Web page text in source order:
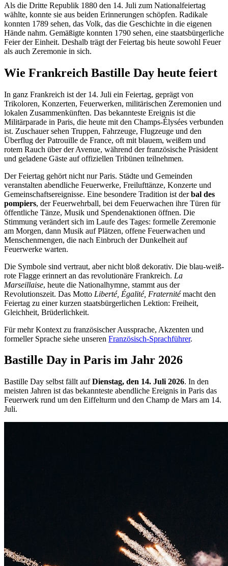
Als die Dritte Republik 1880 den 14. Juli zum Nationalfeiertag
wählte, konnte sie aus beiden Erinnerungen schöpfen. Radikale
konnten 1789 sehen, das Volk, das die Geschichte in die eigenen
Hände nahm. Gemäßigte konnten 1790 sehen, eine staatsbürgerliche
Feier der Einheit. Deshalb trägt der Feiertag bis heute sowohl Feuer
als auch Zeremonie in sich.
Wie Frankreich Bastille Day heute feiert
In ganz Frankreich ist der 14. Juli ein Feiertag, geprägt von
Trikoloren, Konzerten, Feuerwerken, militärischen Zeremonien und
lokalen Zusammenkünften. Das bekannteste Ereignis ist die
Militärparade in Paris, die heute mit den Champs-Élysées verbunden
ist. Zuschauer sehen Truppen, Fahrzeuge, Flugzeuge und den
Überflug der Patrouille de France, oft mit blauem, weißem und
rotem Rauch über der Avenue, während der französische Präsident
und geladene Gäste auf offiziellen Tribünen teilnehmen.
Der Feiertag gehört nicht nur Paris. Städte und Gemeinden
veranstalten abendliche Feuerwerke, Freilufttänze, Konzerte und
Gemeinschaftsereignisse. Eine besondere Tradition ist derbal des
pompiers, der Feuerwehrball, bei dem Feuerwachen ihre Türen für
öffentliche Tänze, Musik und Spendenaktionen öffnen. Die
Stimmung verändert sich im Laufe des Tages: formelle Zeremonie
am Morgen, dann Musik auf Plätzen, offene Feuerwachen und
Menschenmengen, die nach Einbruch der Dunkelheit auf
Feuerwerke warten.
Die Symbole sind vertraut, aber nicht bloß dekorativ. Die blau-weiß-
rote Flagge erinnert an das revolutionäre Frankreich. La
Marseillaise, heute die Nationalhymne, stammt aus der
Revolutionszeit. Das Motto Liberté, Égalité, Fraternitémacht den
Feiertag zu einer kurzen staatsbürgerlichen Lektion: Freiheit,
Gleichheit, Brüderlichkeit.
Für mehr Kontext zu französischer Aussprache, Akzenten und
formeller Sprache siehe unseren Französisch-Sprachführer.
Bastille Day in Paris im Jahr 2026
Bastille Day selbst fällt aufDienstag, den 14. Juli 2026. In den
meisten Jahren ist das bekannteste abendliche Ereignis in Paris das
Feuerwerk rund um den Eiffelturm und den Champ de Mars am 14.
Juli.